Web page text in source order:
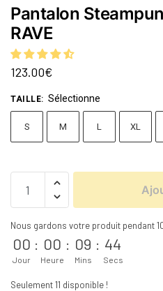
Pantalon
RAVE
123.00€
TAILLE: Sélectionne
S M L XL
Nous gardons votre produit pendant
00
Jour
: 00
Heure
: 09
Mins
: 44
Secs
Seulement 11 disponible !